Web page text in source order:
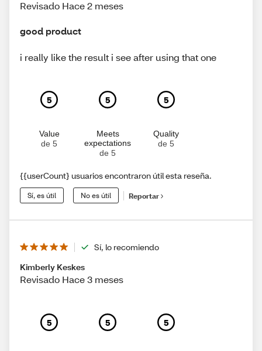
Revisado Hace 2 meses
good product
i really like the result i see after using that one
5
Value
de 5
5
Meets
expectations
de 5
5
Quality
de 5
{{userCount} usuarios encontraron útil esta reseña.
Sí, es útil No es útil Reportar
Sí, lo recomiendo
Kimberly Keskes
Revisado Hace 3 meses
5 5 5